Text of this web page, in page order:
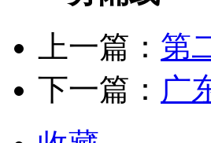
上一篇： 第
下一篇： 广